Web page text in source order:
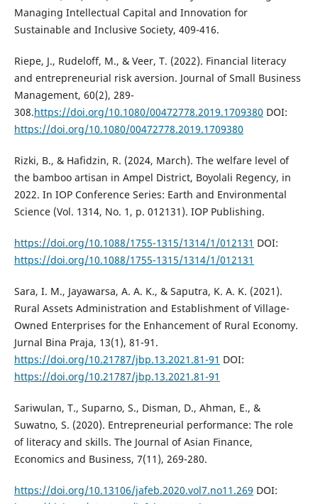
Managing Intellectual Capital and Innovation for
Sustainable and Inclusive Society, 409-416.
Riepe, J., Rudeloff, M., & Veer, T. (2022). Financial literacy
and entrepreneurial risk aversion. Journal of Small Business
Management, 60(2), 289-
308.https://doi.org/10.1080/00472778.2019.1709380 DOI:
https://doi.org/10.1080/00472778.2019.1709380
Rizki, B., & Hafidzin, R. (2024, March). The welfare level of
the bamboo artisan in Ampel District, Boyolali Regency, in
2022. In IOP Conference Series: Earth and Environmental
Science (Vol. 1314, No. 1, p. 012131). IOP Publishing.
https://doi.org/10.1088/1755-1315/1314/1/012131 DOI:
https://doi.org/10.1088/1755-1315/1314/1/012131
Sara, I. M., Jayawarsa, A. A. K., & Saputra, K. A. K. (2021).
Rural Assets Administration and Establishment of Village-
Owned Enterprises for the Enhancement of Rural Economy.
Jurnal Bina Praja, 13(1), 81-91.
https://doi.org/10.21787/jbp.13.2021.81-91 DOI:
https://doi.org/10.21787/jbp.13.2021.81-91
Sariwulan, T., Suparno, S., Disman, D., Ahman, E., &
Suwatno, S. (2020). Entrepreneurial performance: The role
of literacy and skills. The Journal of Asian Finance,
Economics and Business, 7(11), 269-280.
https://doi.org/10.13106/jafeb.2020.vol7.no11.269 DOI: